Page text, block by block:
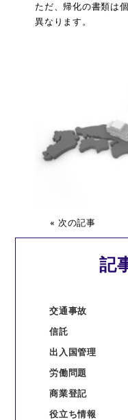
ただ、帰化の書類は
異なります。
« 次の記事
記
交通事故
信託
出入国管理
労働問題
商業登記
役立ち情報